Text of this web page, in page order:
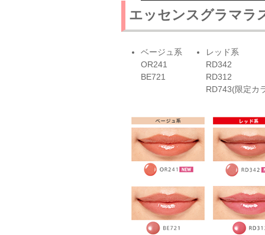
エッセンスグラマラ
ベージュ系
OR241
BE721
レッド系
RD342
RD312
RD743(限定カ